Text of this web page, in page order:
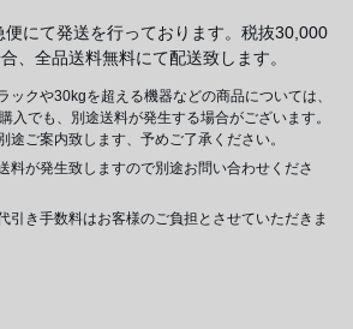
便にて発送を行っております。税抜30,000
、全品送料無料にて配送致します。
ックや30kgを超える機器などの商品については、
入でも、別途送料が発生する場合がございます。
途ご案内致します、予めご了承ください。
料が発生致しますので別途お問い合わせくださ
引き手数料はお客様のご負担とさせていただきま